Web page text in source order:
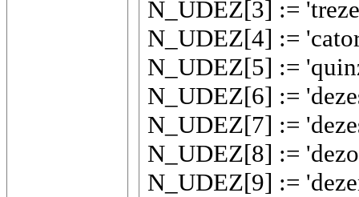
N_UDEZ[3] :=
N_UDEZ[4] :=
N_UDEZ[5] :=
N_UDEZ[6] :=
N_UDEZ[7] :=
N_UDEZ[8] :=
N_UDEZ[9] :=